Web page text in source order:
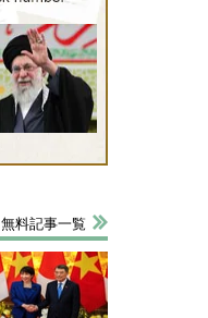
無料記事一覧